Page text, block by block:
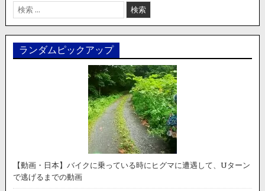
検
索:
ランダムピックアップ
【動画・日本】バイクに乗っている時にヒグマに遭遇して、Uターン
で逃げるまでの動画